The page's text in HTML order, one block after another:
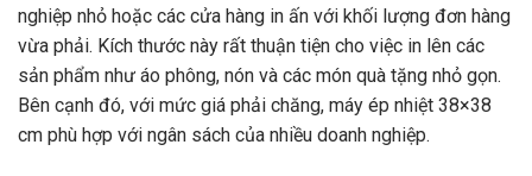
nghiệp nhỏ hoặc các cửa hàng in ấn với khối lượng đơn hàng
vừa phải. Kích thước này rất thuận tiện cho việc in lên các
sản phẩm như áo phông, nón và các món quà tặng nhỏ gọn.
Bên cạnh đó, với mức giá phải chăng, máy ép nhiệt 38×38
cm phù hợp với ngân sách của nhiều doanh nghiệp.